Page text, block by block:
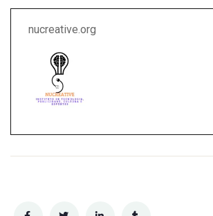
nucreative.org